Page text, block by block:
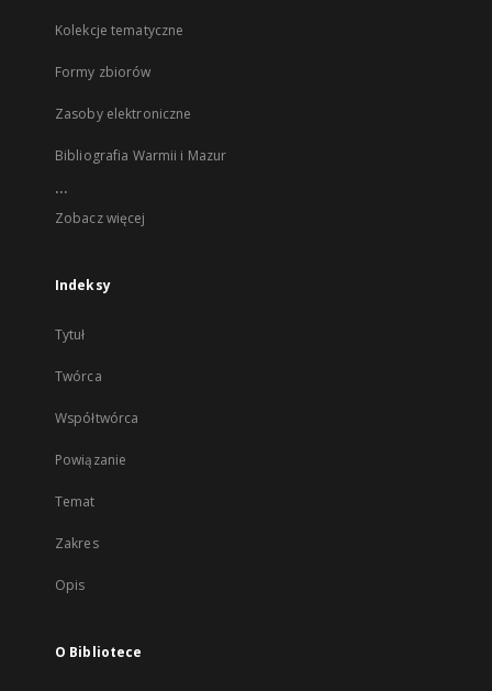
Kolekcje tematyczne
Formy zbiorów
Zasoby elektroniczne
Bibliografia Warmii i Mazur
...
Zobacz więcej
Indeksy
Tytuł
Twórca
Współtwórca
Powiązanie
Temat
Zakres
Opis
O Bibliotece